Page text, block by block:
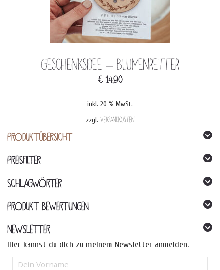
Geschenksidee – Blumenretter
€ 14,90
inkl. 20 % MwSt.
zzgl. Versandkosten
PRODUKTÜBERSICHT
PREISFILTER
SCHLAGWÖRTER
PRODUKT BEWERTUNGEN
NEWSLETTER
Hier kannst du dich zu meinem Newsletter anmelden.